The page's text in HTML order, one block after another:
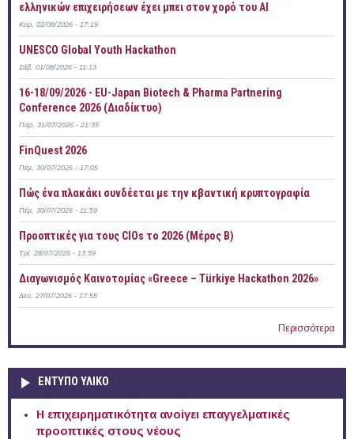
ελληνικών επιχειρήσεων έχει μπει στον χορό του AI
Κυρ, 02/08/2026 - 17:19
UNESCO Global Youth Hackathon
Σάβ, 01/08/2026 - 11:13
16-18/09/2026 - EU-Japan Biotech & Pharma Partnering
Conference 2026 (Διαδίκτυο)
Παρ, 31/07/2026 - 21:35
FinQuest 2026
Πέμ, 30/07/2026 - 17:05
Πώς ένα πλακάκι συνδέεται με την κβαντική κρυπτογραφία
Πέμ, 30/07/2026 - 11:59
Προοπτικές για τους CIOs το 2026 (Μέρος Β)
Τρί, 28/07/2026 - 13:59
Διαγωνισμός Καινοτομίας «Greece – Türkiye Hackathon 2026»
Δευ, 27/07/2026 - 17:55
Περισσότερα
ΕΝΤΥΠΟ ΥΛΙΚΟ
Η επιχειρηματικότητα ανοίγει επαγγελματικές
προοπτικές στους νέους